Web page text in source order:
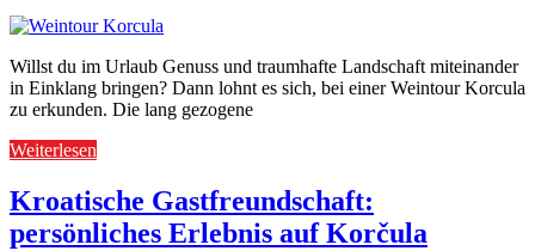
Willst du im Urlaub Genuss und traumhafte Landschaft miteinander
in Einklang bringen? Dann lohnt es sich, bei einer Weintour Korcula
zu erkunden. Die lang gezogene
Weiterlesen
Kroatische Gastfreundschaft:
persönliches Erlebnis auf Korčula